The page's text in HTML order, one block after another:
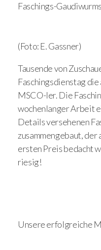
Faschings-
(Foto: E. Gassner)
Tausende von
Faschingsdienstag
MSCO-ler. Die
wochenlanger Arbeit
Details versehenen
zusammengebaut, der
ersten Preis bedacht
riesig!
Unsere erfolgreiche